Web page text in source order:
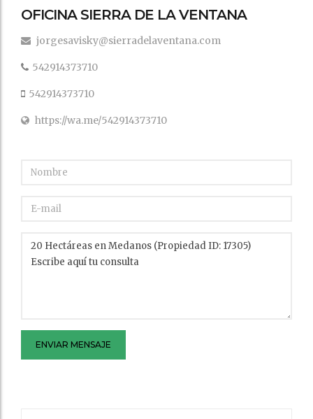
OFICINA SIERRA DE LA VENTANA
jorgesavisky@sierradelaventana.com
542914373710
542914373710
https://wa.me/542914373710
ENVIAR MENSAJE